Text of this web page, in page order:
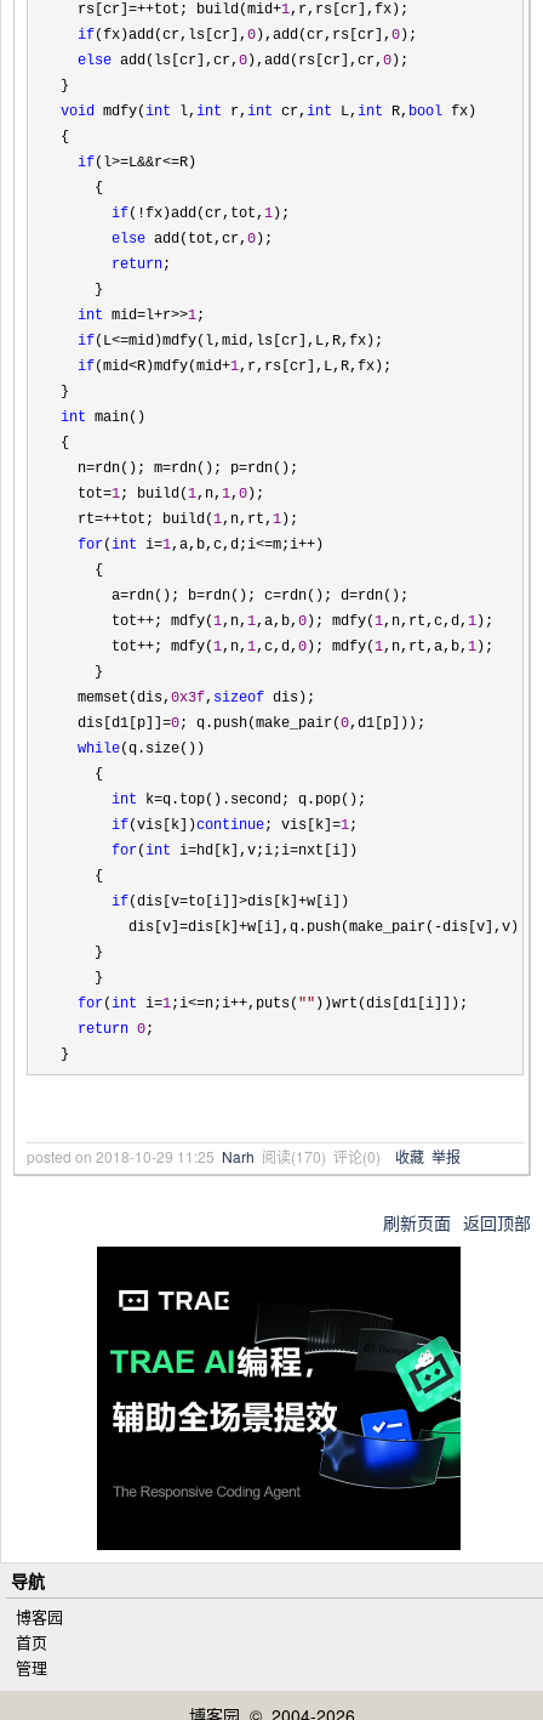
  rs[cr]
=++tot; build(mid+1,r,rs[cr],fx);
if(fx)add(cr,ls[cr], 0 ),add(cr,rs[cr], 0 );
else add(ls[cr],cr, 0 ),add(rs[cr],cr, 0 );
void mdfy(int l, int r, int cr, int L, int R, bool fx)
{
if(l>=L&&r<=R)
    {
if(!fx)add(cr,tot, 1 );
else add(tot,cr, 0 );
return;
    }
int mid=l+r>>1;
if(L<=mid)mdfy(l,mid,ls[cr],L,R,fx);
if(mid<R)mdfy(mid+1,r,rs[cr],L,R,fx);
int main()
{
  n
=rdn(); m=rdn(); p=rdn();
  tot
=1; build(1,n, 1, 0 );
  rt
=++tot; build(1,n,rt, 1 );
for(int i=1,a,b,c,d;i<=m;i++ )
    {
      a
=rdn(); b=rdn(); c=rdn(); d=rdn();
      tot
++; mdfy(1,n, 1,a,b, 0 ); mdfy(1,n,rt,c,d, 1 );
      tot
++; mdfy(1,n, 1,c,d, 0 ); mdfy(1,n,rt,a,b, 1 );
    }
  memset(dis,
0x3f, sizeof dis);
  dis[d1[p]]
=0; q.push(make_pair(0,d1[p]));
while(q.size())
    {
int k=q.top().second; q.pop();
if(vis[k])continue; vis[k]=1;
for(int i=hd[k],v;i;i=nxt[i])
    {
if(dis[v=to[i]]>dis[k]+w[i])
        dis[v]
=dis[k]+w[i],q.push(make_pair(-dis[v],v));
    }
    }
for(int i=1;i<=n;i++,puts( "" ))wrt(dis[d1[i]]);
return 0;
}
posted on 2018-10-29 11:25 Narh 阅读(170) 评论(0) 收藏 举报
刷新页面 返回顶部
导航
博客园
首页
管理
博客园 © 2004-2026